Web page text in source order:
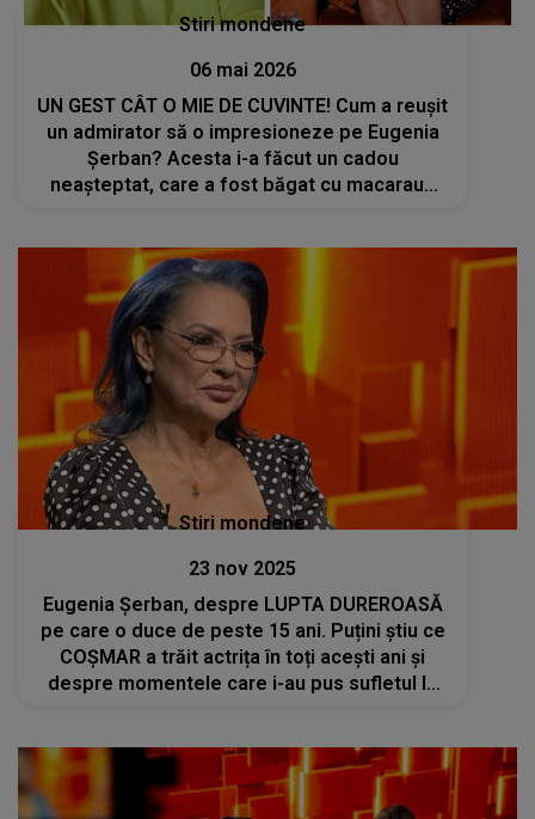
Stiri mondene
06 mai 2026
UN GEST CÂT O MIE DE CUVINTE! Cum a reușit
un admirator să o impresioneze pe Eugenia
Șerban? Acesta i-a făcut un cadou
neașteptat, care a fost băgat cu macaraua
Stiri mondene
23 nov 2025
Eugenia Șerban, despre LUPTA DUREROASĂ
pe care o duce de peste 15 ani. Puțini știu ce
COȘMAR a trăit actrița în toți acești ani și
despre momentele care i-au pus sufletul la